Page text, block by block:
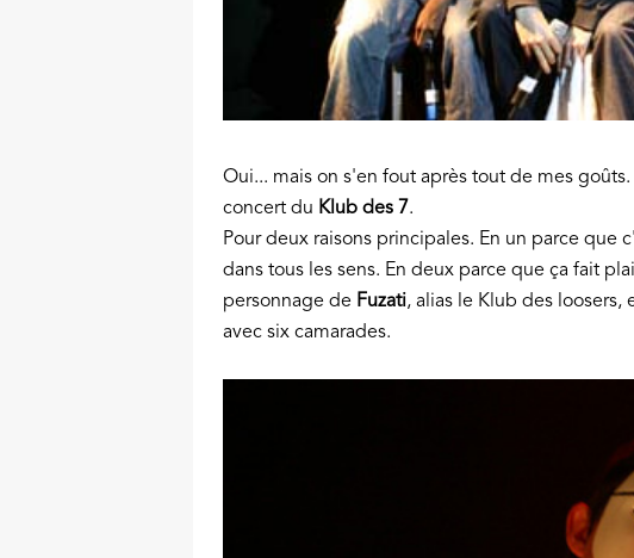
Oui... mais on s'en fout après tout de mes
concert du Klub des 7.
Pour deux raisons principales. En un parce
dans tous les sens. En deux parce que ça fait
personnage de Fuzati, alias le Klub des
avec six camarades.